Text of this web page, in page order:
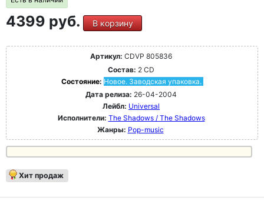
4399 руб. В корзину
Артикул: CDVP 805836
Состав: 2 CD
Состояние: Новое. Заводская упаковка.
Дата релиза: 26-04-2004
Лейбл: Universal
Исполнители: The Shadows / The Shadows
Жанры: Pop-music
Хит продаж